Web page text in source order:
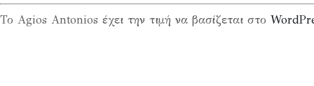
Το Agios Antonios έχει την τιμή να βασίζεται στο